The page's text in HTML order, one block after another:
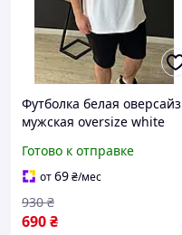
Футболка белая оверсайз
мужская oversize white
Готово к отправке
от69₴/мес
690₴
930 ₴